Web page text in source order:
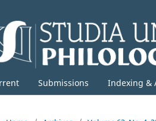
Submissions Indexing &